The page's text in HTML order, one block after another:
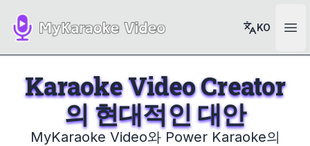
KO
Karaoke Video Creator
의 현대적인 대안
MyKaraoke Video와 Power Karaoke의